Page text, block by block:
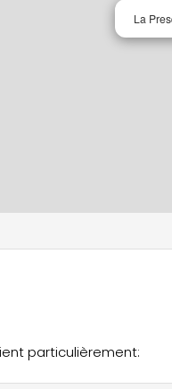
La
particulièrement: